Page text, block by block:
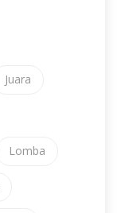
Juara
Lomba